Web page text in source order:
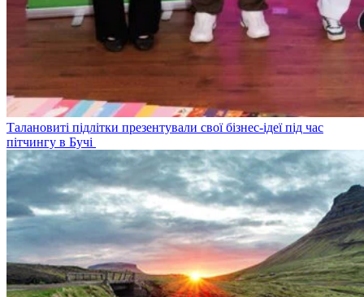
Талановиті підлітки презентували свої бізнес-ідеї під час
пітчингу в Бучі